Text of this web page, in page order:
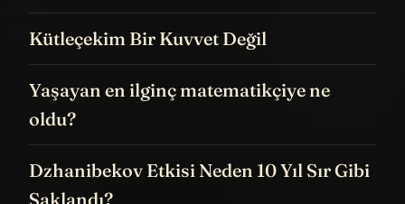
Kütleçekim Bir Kuvvet Değil
Yaşayan en ilginç matematikçiye ne
oldu?
Dzhanibekov Etkisi Neden 10 Yıl Sır Gibi
Saklandı?